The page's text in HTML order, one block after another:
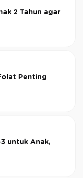
2 Tahun agar
Penting
untuk Anak,